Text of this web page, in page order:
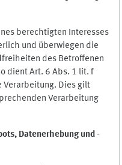
berechtigten Interesses
und überwiegen die
des Betroffenen
dient Art. 6 Abs. 1 lit. f
Verarbeitung. Dies gilt
Verarbeitung
Datenerhebung und -